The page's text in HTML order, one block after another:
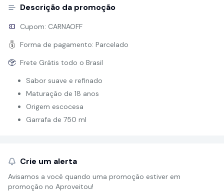
Descrição da promoção
Cupom: CARNAOFF
Forma de pagamento: Parcelado
Frete Grátis todo o Brasil
Sabor suave e refinado
Maturação de 18 anos
Origem escocesa
Garrafa de 750 ml
Crie um alerta
Avisamos a você quando uma promoção estiver em
promoção no Aproveitou!